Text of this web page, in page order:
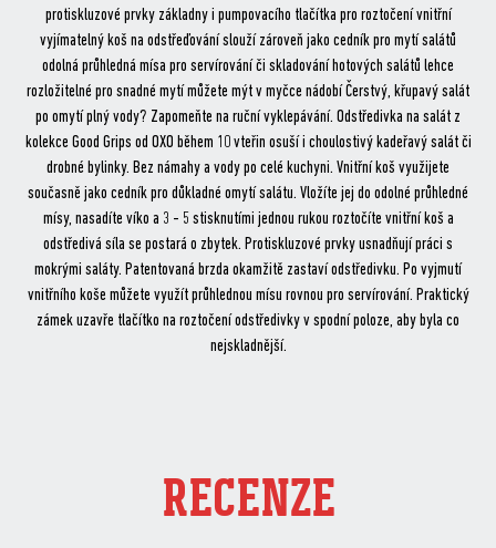
protiskluzové prvky základny i pumpovacího tlačítka pro roztočení vnitřní
vyjímatelný koš na odstřeďování slouží zároveň jako cedník pro mytí salátů
odolná průhledná mísa pro servírování či skladování hotových salátů lehce
rozložitelné pro snadné mytí můžete mýt v myčce nádobí Čerstvý, křupavý salát
po omytí plný vody? Zapomeňte na ruční vyklepávání. Odstředivka na salát z
kolekce Good Grips od OXO během 10 vteřin osuší i choulostivý kadeřavý salát či
drobné bylinky. Bez námahy a vody po celé kuchyni. Vnitřní koš využijete
současně jako cedník pro důkladné omytí salátu. Vložíte jej do odolné průhledné
mísy, nasadíte víko a 3 - 5 stisknutími jednou rukou roztočíte vnitřní koš a
odstředivá síla se postará o zbytek. Protiskluzové prvky usnadňují práci s
mokrými saláty. Patentovaná brzda okamžitě zastaví odstředivku. Po vyjmutí
vnitřního koše můžete využít průhlednou mísu rovnou pro servírování. Praktický
zámek uzavře tlačítko na roztočení odstředivky v spodní poloze, aby byla co
nejskladnější.
RECENZE